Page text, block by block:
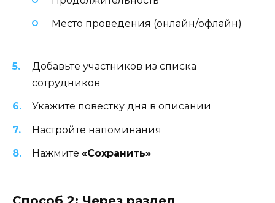
Место проведения (онлайн/офлайн)
Добавьте участников из списка
сотрудников
Укажите повестку дня в описании
Настройте напоминания
Нажмите «Сохранить»